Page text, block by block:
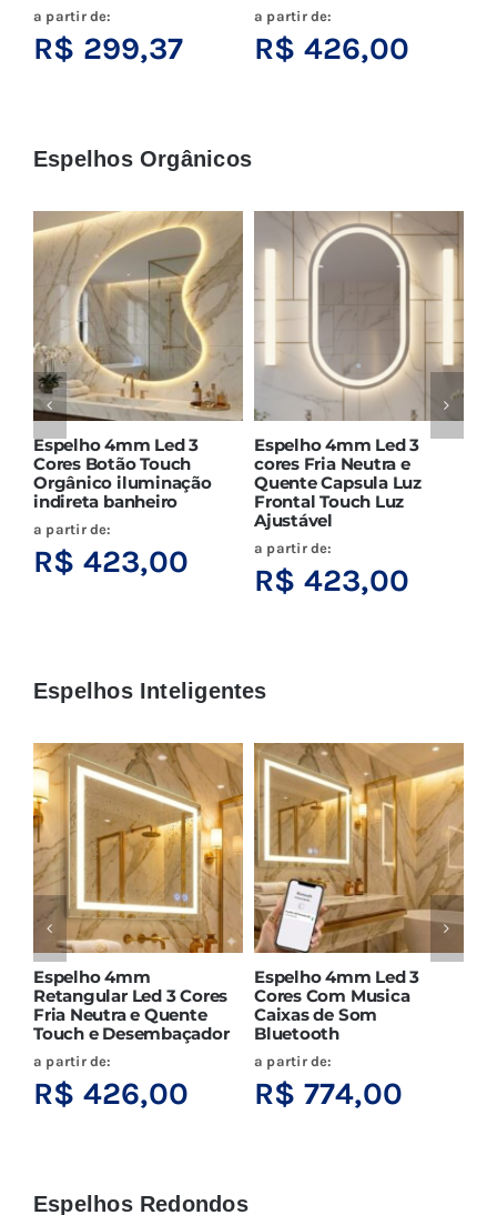
a partir de:
R$ 299,37
a partir de:
R$ 426,00
Espelhos Orgânicos
Espelho 4mm Led 3
Cores Botão Touch
Orgânico iluminação
indireta banheiro
a partir de:
R$ 423,00
Espelho 4mm Led 3
cores Fria Neutra e
Quente Capsula Luz
Frontal Touch Luz
Ajustável
a partir de:
R$ 423,00
Espelhos Inteligentes
Espelho 4mm
Retangular Led 3 Cores
Fria Neutra e Quente
Touch e Desembaçador
a partir de:
R$ 426,00
Espelho 4mm Led 3
Cores Com Musica
Caixas de Som
Bluetooth
a partir de:
R$ 774,00
Espelhos Redondos